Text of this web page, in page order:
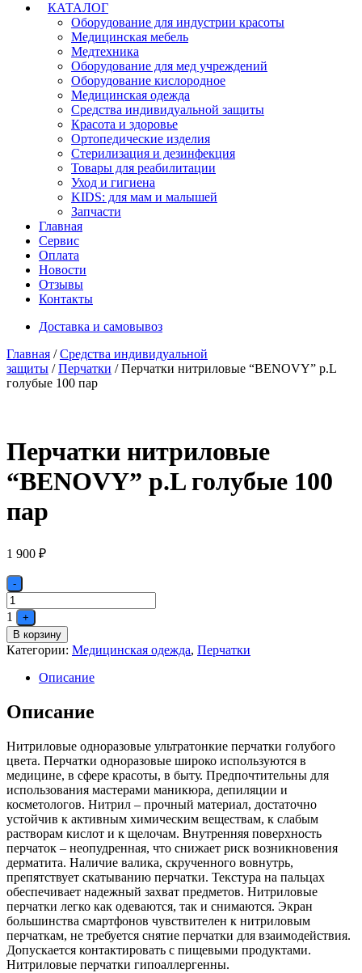
КАТАЛОГ
Оборудование для индустрии красоты
Медицинская мебель
Медтехника
Оборудование для мед учреждений
Оборудование кислородное
Медицинская одежда
Средства индивидуальной защиты
Красота и здоровье
Ортопедические изделия
Стерилизация и дезинфекция
Товары для реабилитации
Уход и гигиена
KIDS: для мам и малышей
Запчасти
Главная
Сервис
Оплата
Новости
Отзывы
Контакты
Доставка и самовывоз
Главная /Средства индивидуальной
защиты /Перчатки / Перчатки нитриловые “BENOVY” р.L
голубые 100 пар
Перчатки нитриловые
“BENOVY” р.L голубые 100
пар
1 900 ₽
Quantity
-
1
+
В корзину
Категории: Медицинская одежда, Перчатки
Описание
Описание
Нитриловые одноразовые ультратонкие перчатки голубого
цвета. Перчатки одноразовые широко используются в
медицине, в сфере красоты, в быту. Предпочтительны для
использования мастерами маникюра, депиляции и
косметологов. Нитрил – прочный материал, достаточно
устойчив к активным химическим веществам, к слабым
растворам кислот и к щелочам. Внутренняя поверхность
перчаток – неопудренная, что снижает риск возникновения
дерматита. Наличие валика, скрученного вовнутрь,
препятствует скатыванию перчатки. Текстура на пальцах
обеспечивает надежный захват предметов. Нитриловые
перчатки легко как одеваются, так и снимаются. Экран
большинства смартфонов чувствителен к нитриловым
перчаткам, не требуется снятие перчатки для взаимодействия.
Допускается контактировать с пищевыми продуктами.
Нитриловые перчатки гипоаллергенны.